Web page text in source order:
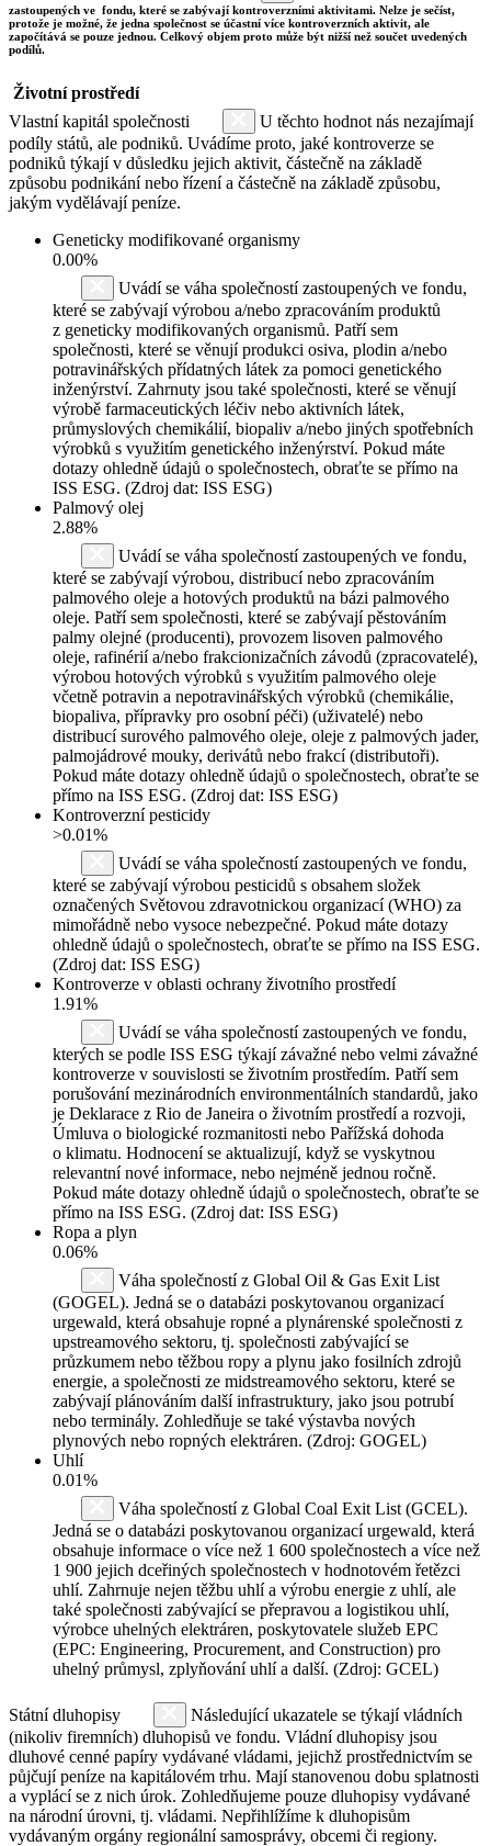
zastoupených ve fondu, které se zabývají kontroverzními aktivitami. Nelze je sečíst,
protože je možné, že jedna společnost se účastní více kontroverzních aktivit, ale
započítává se pouze jednou. Celkový objem proto může být nižší než součet uvedených
podílů.
Životní prostředí
Vlastní kapitál společnosti
U těchto hodnot nás nezajímají
podíly států, ale podniků. Uvádíme proto, jaké kontroverze se
podniků týkají v důsledku jejich aktivit, částečně na základě
způsobu podnikání nebo řízení a částečně na základě způsobu,
jakým vydělávají peníze.
Geneticky modifikované organismy
0.00%
Uvádí se váha společností zastoupených ve fondu,
které se zabývají výrobou a/nebo zpracováním produktů
z geneticky modifikovaných organismů. Patří sem
společnosti, které se věnují produkci osiva, plodin a/nebo
potravinářských přídatných látek za pomoci genetického
inženýrství. Zahrnuty jsou také společnosti, které se věnují
výrobě farmaceutických léčiv nebo aktivních látek,
průmyslových chemikálií, biopaliv a/nebo jiných spotřebních
výrobků s využitím genetického inženýrství. Pokud máte
dotazy ohledně údajů o společnostech, obraťte se přímo na
ISS ESG. (Zdroj dat: ISS ESG)
Palmový olej
2.88%
Uvádí se váha společností zastoupených ve fondu,
které se zabývají výrobou, distribucí nebo zpracováním
palmového oleje a hotových produktů na bázi palmového
oleje. Patří sem společnosti, které se zabývají pěstováním
palmy olejné (producenti), provozem lisoven palmového
oleje, rafinérií a/nebo frakcionizačních závodů (zpracovatelé),
výrobou hotových výrobků s využitím palmového oleje
včetně potravin a nepotravinářských výrobků (chemikálie,
biopaliva, přípravky pro osobní péči) (uživatelé) nebo
distribucí surového palmového oleje, oleje z palmových jader,
palmojádrové mouky, derivátů nebo frakcí (distributoři).
Pokud máte dotazy ohledně údajů o společnostech, obraťte se
přímo na ISS ESG. (Zdroj dat: ISS ESG)
Kontroverzní pesticidy
>0.01%
Uvádí se váha společností zastoupených ve fondu,
které se zabývají výrobou pesticidů s obsahem složek
označených Světovou zdravotnickou organizací (WHO) za
mimořádně nebo vysoce nebezpečné. Pokud máte dotazy
ohledně údajů o společnostech, obraťte se přímo na ISS ESG.
(Zdroj dat: ISS ESG)
Kontroverze v oblasti ochrany životního prostředí
1.91%
Uvádí se váha společností zastoupených ve fondu,
kterých se podle ISS ESG týkají závažné nebo velmi závažné
kontroverze v souvislosti se životním prostředím. Patří sem
porušování mezinárodních environmentálních standardů, jako
je Deklarace z Rio de Janeira o životním prostředí a rozvoji,
Úmluva o biologické rozmanitosti nebo Pařížská dohoda
o klimatu. Hodnocení se aktualizují, když se vyskytnou
relevantní nové informace, nebo nejméně jednou ročně.
Pokud máte dotazy ohledně údajů o společnostech, obraťte se
přímo na ISS ESG. (Zdroj dat: ISS ESG)
Ropa a plyn
0.06%
Váha společností z Global Oil & Gas Exit List
(GOGEL). Jedná se o databázi poskytovanou organizací
urgewald, která obsahuje ropné a plynárenské společnosti z
upstreamového sektoru, tj. společnosti zabývající se
průzkumem nebo těžbou ropy a plynu jako fosilních zdrojů
energie, a společnosti ze midstreamového sektoru, které se
zabývají plánováním další infrastruktury, jako jsou potrubí
nebo terminály. Zohledňuje se také výstavba nových
plynových nebo ropných elektráren. (Zdroj: GOGEL)
Uhlí
0.01%
Váha společností z Global Coal Exit List (GCEL).
Jedná se o databázi poskytovanou organizací urgewald, která
obsahuje informace o více než 1 600 společnostech a více než
1 900 jejich dceřiných společnostech v hodnotovém řetězci
uhlí. Zahrnuje nejen těžbu uhlí a výrobu energie z uhlí, ale
také společnosti zabývající se přepravou a logistikou uhlí,
výrobce uhelných elektráren, poskytovatele služeb EPC
(EPC: Engineering, Procurement, and Construction) pro
uhelný průmysl, zplyňování uhlí a další. (Zdroj: GCEL)
Státní dluhopisy
Následující ukazatele se týkají vládních
(nikoliv firemních) dluhopisů ve fondu. Vládní dluhopisy jsou
dluhové cenné papíry vydávané vládami, jejichž prostřednictvím se
půjčují peníze na kapitálovém trhu. Mají stanovenou dobu splatnosti
a vyplácí se z nich úrok. Zohledňujeme pouze dluhopisy vydávané
na národní úrovni, tj. vládami. Nepřihlížíme k dluhopisům
vydávaným orgány regionální samosprávy, obcemi či regiony.